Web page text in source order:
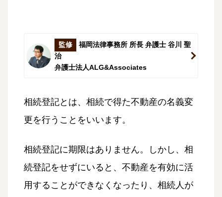
監修
福岡法律事務所 所長 弁護士 谷川 聖
治
弁護士法人ALG&Associates
相続登記とは、相続で得た不動産の名義変
更を行うことをいいます。
相続登記に期限はありません。しかし、相
続登記をせずにいると、不動産を有効に活
用することができなくなったり、相続人が